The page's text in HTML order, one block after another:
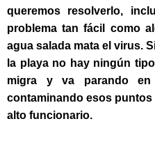
queremos resolverlo,
problema tan fácil como
agua salada mata el virus.
la playa no hay ningún
migra y va parando
contaminando esos
alto funcionario.